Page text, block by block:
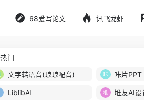
68爱写论文 讯飞龙虾
热门
文字转语音(琅琅配音)
咔片PPT
LiblibAI 堆友AI设